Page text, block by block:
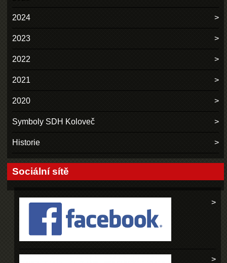
2024
2023
2022
2021
2020
Symboly SDH Koloveč
Historie
Sociální sítě